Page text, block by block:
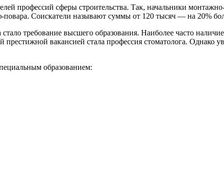
профессий сферы строительства. Так, начальники
повара. Соискатели называют суммы от 120 тысяч — на 20%
требование высшего образования. Наиболее часто
вакансией стала профессия стоматолога. Однако
образованием: